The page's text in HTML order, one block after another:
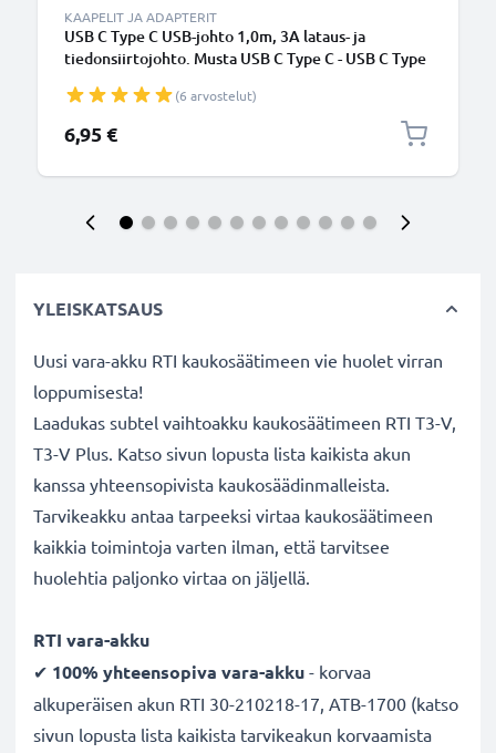
KAAPELIT JA ADAPTERIT
USB C Type C USB-johto 1,0m, 3A lataus- ja
tiedonsiirtojohto. Musta USB C Type C - USB C Type
(6 arvostelut)
6,95 €
YLEISKATSAUS
Uusi vara-akku RTI kaukosäätimeen vie huolet virran
loppumisesta!
Laadukas subtel vaihtoakku kaukosäätimeen RTI T3-V,
T3-V Plus. Katso sivun lopusta lista kaikista akun
kanssa yhteensopivista kaukosäädinmalleista.
Tarvikeakku antaa tarpeeksi virtaa kaukosäätimeen
kaikkia toimintoja varten ilman, että tarvitsee
huolehtia paljonko virtaa on jäljellä.
RTI vara-akku
✔ 100% yhteensopiva vara-akku - korvaa
alkuperäisen akun RTI 30-210218-17, ATB-1700 (katso
sivun lopusta lista kaikista tarvikeakun korvaamista